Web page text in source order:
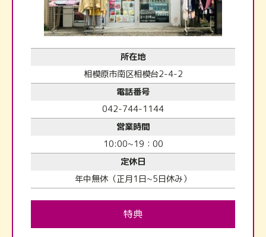
所在地
相模原市南区相模台2-4-2
電話番号
042-744-1144
営業時間
10:00~19：00
定休日
年中無休（正月1日~5日休み）
特典